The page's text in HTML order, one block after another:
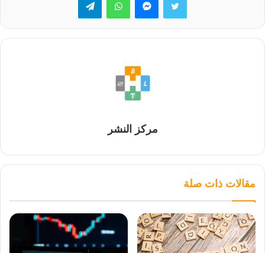
مركز النشر
مقالات ذات صلة